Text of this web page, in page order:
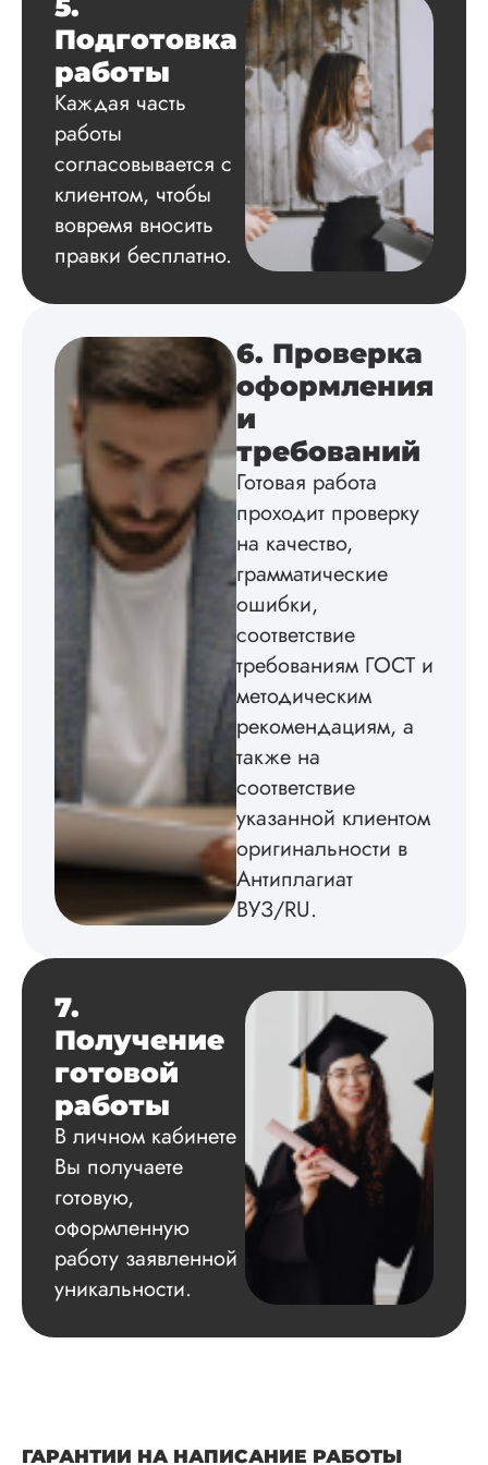
диссертацию по
философии
на твердую 5.
Грамотно
структуру, список
литературы,
приложения,
поставили ссылки
все
литературные
источники.
Уникальность
читается
на одном дыхании.
Евгений
Вид работы:
Диссертация
Кандидатская по
методичкой. Автор
создал структуру
без воды,
оформил, правда,
пришлось
мне. Услугой
редактирования
не
5.
Подготовка
работы
Каждая часть
работы
согласовывается с
клиентом, чтобы
вовремя вносить
правки бесплатно.
6. Проверка
оформления
и
требований
Готовая работа
проходит проверку
на качество,
грамматические
ошибки,
соответствие
требованиям ГОСТ и
методическим
рекомендациям, а
также на
соответствие
указанной клиентом
оригинальности в
Антиплагиат
ВУЗ/RU.
7.
Получение
готовой
работы
В личном кабинете
Вы получаете
готовую,
оформленную
работу заявленной
уникальности.
ГАРАНТИИ НА НАПИСАНИЕ РАБОТЫ